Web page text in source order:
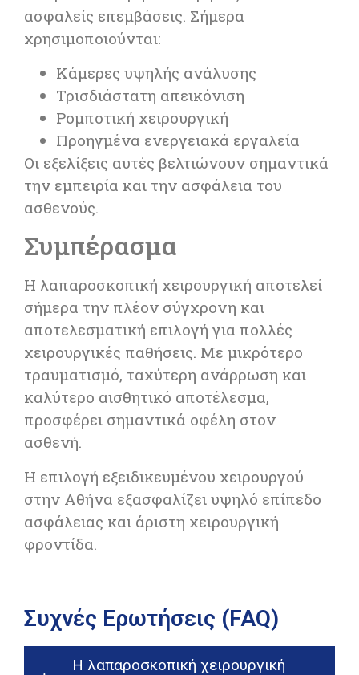
ασφαλείς επεμβάσεις. Σήμερα
χρησιμοποιούνται:
Κάμερες υψηλής ανάλυσης
Τρισδιάστατη απεικόνιση
Ρομποτική χειρουργική
Προηγμένα ενεργειακά εργαλεία
Οι εξελίξεις αυτές βελτιώνουν σημαντικά
την εμπειρία και την ασφάλεια του
ασθενούς.
Συμπέρασμα
Η λαπαροσκοπική χειρουργική αποτελεί
σήμερα την πλέον σύγχρονη και
αποτελεσματική επιλογή για πολλές
χειρουργικές παθήσεις. Με μικρότερο
τραυματισμό, ταχύτερη ανάρρωση και
καλύτερο αισθητικό αποτέλεσμα,
προσφέρει σημαντικά οφέλη στον
ασθενή.
Η επιλογή εξειδικευμένου χειρουργού
στην Αθήνα εξασφαλίζει υψηλό επίπεδο
ασφάλειας και άριστη χειρουργική
φροντίδα.
Συχνές Ερωτήσεις (FAQ)
Η λαπαροσκοπική χειρουργική